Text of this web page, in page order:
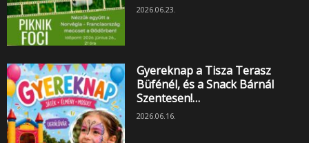
2026.06.23.
Gyereknap a Tisza Terasz
Büfénél, és a Snack Bárnál
Szentesen!…
2026.06.16.